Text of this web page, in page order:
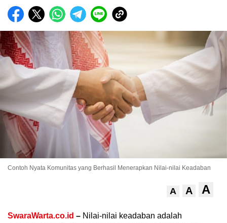
Contoh Nyata Komunitas yang Berhasil Menerapkan Nilai-nilai Keadaban
A A A
SwaraWarta.co.id – Nilai-nilai keadaban adalah
.